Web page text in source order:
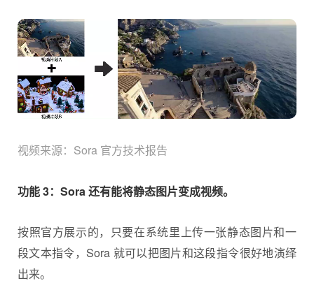
视频来源：Sora 官方技术报告
功能 3：Sora 还有能将静态图片变成视频。
按照官方展示的，只要在系统里上传一张静态图片和一
段文本指令，Sora 就可以把图片和这段指令很好地演绎
出来。